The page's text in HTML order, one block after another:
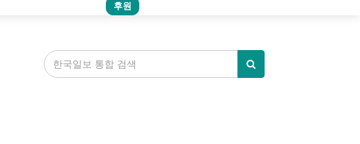
후원